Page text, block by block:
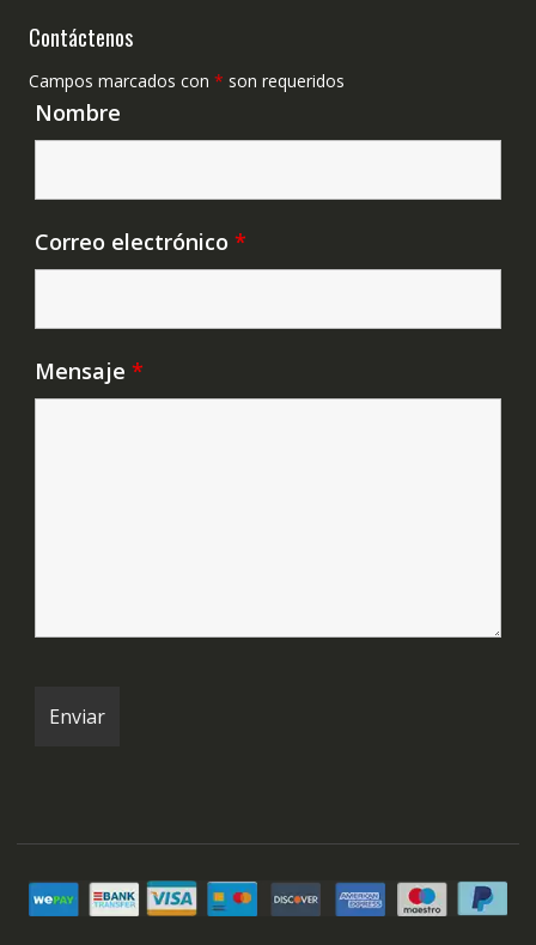
Contáctenos
Campos marcados con * son requeridos
Nombre
Correo electrónico *
Mensaje *